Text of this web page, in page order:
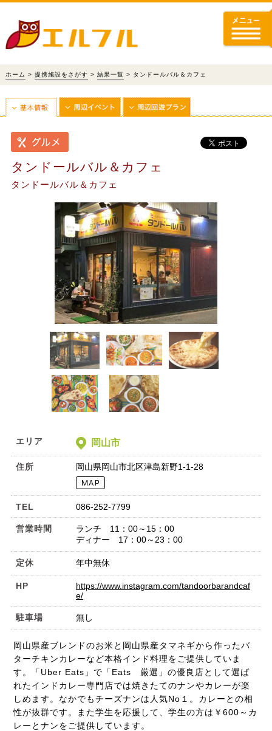
ホーム > 提携施設をさがす > 結果一覧 > タンドールバル＆カフェ
タンドールバル＆カフェ
タンドールバル＆カフェ
エリア 岡山市
住所 岡山県岡山市北区津島新野1‐1-28
TEL 086-252-7799
営業時間
ランチ 11：00～15：00
ディナー 17：00～23：00
定休 年中無休
HP
https://www.instagram.com/tandoorbarandcaf
e/
駐車場 無し
岡山県産ブレンドのお米と岡山県産タマネギから作ったバ
ターチキンカレーなど本格インド料理をご提供していま
す。「Uber Eats」で「Eats 厳選」の優良店として選ば
れたインドカレー専門店では焼きたてのナンやカレーが楽
しめます。なかでもチーズナンは人気No１。カレーとの相
性が抜群です。また学生を応援して、学生の方は￥600～カ
レーとナンをご提供しています。